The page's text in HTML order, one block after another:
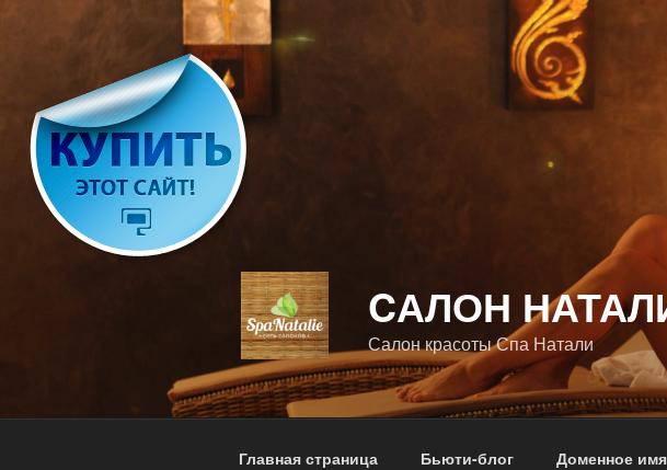
Перейти
содержимому
CАЛОН
Салон красоты Спа Натали
Главная страница Бьюти-блог Доменное